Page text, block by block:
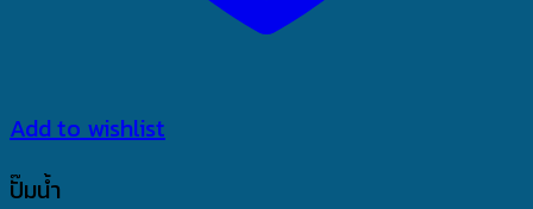
Add to wishlist
ปั๊มน้ำ